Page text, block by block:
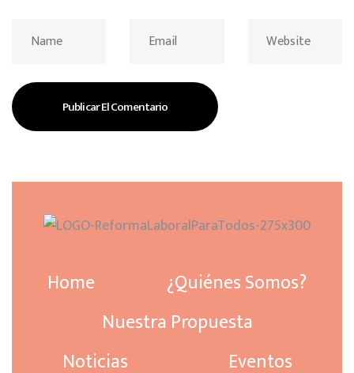
Home
¿Quiénes Somos?
Nuestra Propuesta
Noticias
Eventos